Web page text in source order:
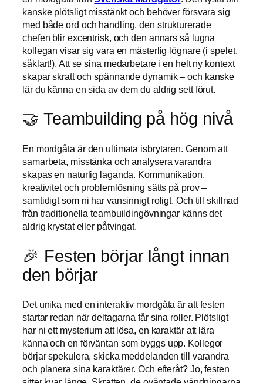
kanske plötsligt misstänkt och behöver försvara sig
med både ord och handling, den strukturerade
chefen blir excentrisk, och den annars så lugna
kollegan visar sig vara en mästerlig lögnare (i spelet,
såklart!). Att se sina medarbetare i en helt ny kontext
skapar skratt och spännande dynamik – och kanske
lär du känna en sida av dem du aldrig sett förut.
🤝 Teambuilding på hög nivå
En mordgåta är den ultimata isbrytaren. Genom att
samarbeta, misstänka och analysera varandra
skapas en naturlig laganda. Kommunikation,
kreativitet och problemlösning sätts på prov –
samtidigt som ni har vansinnigt roligt. Och till skillnad
från traditionella teambuildingövningar känns det
aldrig krystat eller påtvingat.
🎉 Festen börjar långt innan
den börjar
Det unika med en interaktiv mordgåta är att festen
startar redan när deltagarna får sina roller. Plötsligt
har ni ett mysterium att lösa, en karaktär att lära
känna och en förväntan som byggs upp. Kollegor
börjar spekulera, skicka meddelanden till varandra
och planera sina karaktärer. Och efteråt? Jo, festen